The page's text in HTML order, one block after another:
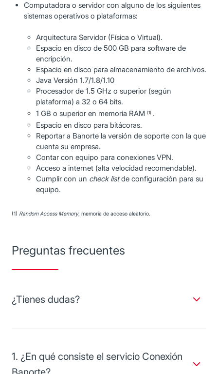
Computadora o servidor con alguno de los siguientes
sistemas operativos o plataformas:
Arquitectura Servidor (Física o Virtual).
Espacio en disco de 500 GB para software de
encripción.
Espacio en disco para almacenamiento de archivos.
Java Versión 1.7/1.8/1.10
Procesador de 1.5 GHz o superior (según
plataforma) a 32 o 64 bits.
1 GB o superior en memoria RAM (1) .
Espacio en disco para bitácoras.
Reportar a Banorte la versión de soporte con la que
cuenta su empresa.
Contar con equipo para conexiones VPN.
Acceso a internet (alta velocidad recomendable).
Cumplir con un check listde configuración para su
equipo.
(1) Random Access Memory, memoria de acceso aleatorio.
Preguntas frecuentes
¿Tienes dudas?
1. ¿En qué consiste el servicio Conexión